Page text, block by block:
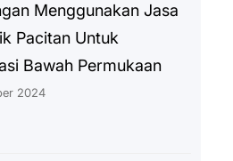
Menggunakan Jasa
Pacitan Untuk
Bawah Permukaan
2024